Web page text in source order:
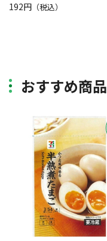
192円 （税込）
おすすめ商品